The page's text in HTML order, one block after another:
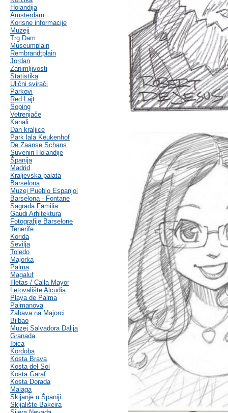
Holandija
Amsterdam
Korisne informacije
Muzeji
Trg Dam
Museumplain
Rembrandtplain
Jordan
Zanimljivosti
Statistika
Ulični svirači
Parkovi
Red Lajt
Šoping
Vetrenjače
Kanali
Dan kraljice
Park lala Keukenhof
De Zaanse Schans
Suveniri Holandije
Španija
Madrid
Kraljevska palata
Barselona
Muzej Pueblo Espanjol
Barselona - Fontane
Sagrada Familia
Gaudi Arhitektura
Fotografije Barselone
Tenerife
Korida
Sevilja
Toledo
Majorka
Palma
Magaluf
Illetas / Calla Mayor
Letovalište Alcudia
Playa de Palma
Palmanova
Zabava na Majorci
Bilbao
Muzej Salvadora Dalija
Granada
Ibica
Kordoba
Kosta Brava
Kosta del Sol
Kosta Garaf
Kosta Dorada
Malaga
Skijanje u Španiji
Skijalište Bakeira